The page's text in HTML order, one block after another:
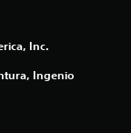
Inc.
Ingenio